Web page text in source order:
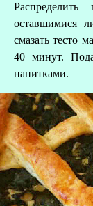
оставшимися
смазать тесто
40 минут.
напитками.